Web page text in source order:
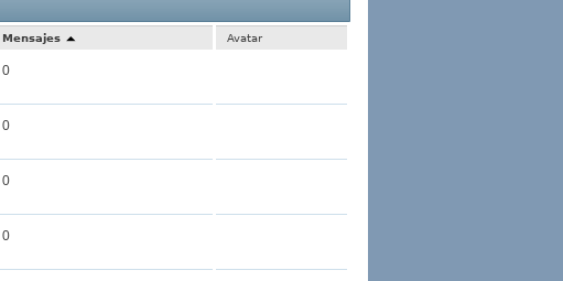
Mensajes Avatar
0
0
0
0